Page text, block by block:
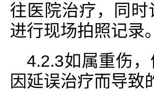
往医院治疗，同
进行现场拍照记录。
4.2.3如属重伤
因延误治疗而导致